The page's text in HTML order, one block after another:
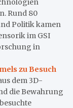
Rund 80
Politik kamen
im GSI
in
zu Besuch
dem 3D-
die Bewahrung